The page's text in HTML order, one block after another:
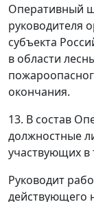
Оперативный
руководителя
субъекта
в области
окончания.
13. В состав
должностные
участвующих
Руководит
действующего